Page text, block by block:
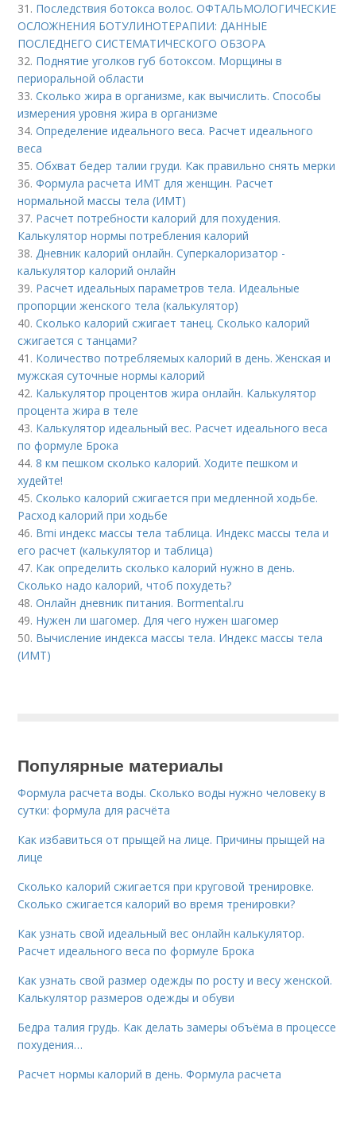
31. Последствия ботокса волос. ОФТАЛЬМОЛОГИЧЕСКИЕ
ОСЛОЖНЕНИЯ БОТУЛИНОТЕРАПИИ: ДАННЫЕ
ПОСЛЕДНЕГО СИСТЕМАТИЧЕСКОГО ОБЗОРА
32. Поднятие уголков губ ботоксом. Морщины в
периоральной области
33.Сколько жира в организме, как вычислить. Способы
измерения уровня жира в организме
34.Определение идеального веса. Расчет идеального
веса
35.Обхват бедер талии груди. Как правильно снять мерки
36.Формула расчета ИМТ для женщин. Расчет
нормальной массы тела (ИМТ)
37. Расчет потребности калорий для похудения.
Калькулятор нормы потребления калорий
38.Дневник калорий онлайн. Суперкалоризатор -
калькулятор калорий онлайн
39. Расчет идеальных параметров тела. Идеальные
пропорции женского тела (калькулятор)
40.Сколько калорий сжигает танец. Сколько калорий
сжигается с танцами?
41. Количество потребляемых калорий в день. Женская и
мужская суточные нормы калорий
42. Калькулятор процентов жира онлайн. Калькулятор
процента жира в теле
43. Калькулятор идеальный вес. Расчет идеального веса
по формуле Брока
44.8 км пешком сколько калорий. Ходите пешком и
худейте!
45.Сколько калорий сжигается при медленной ходьбе.
Расход калорий при ходьбе
46. Bmi индекс массы тела таблица. Индекс массы тела и
его расчет (калькулятор и таблица)
47. Как определить сколько калорий нужно в день.
Сколько надо калорий, чтоб похудеть?
48.Онлайн дневник питания. Bormental.ru
49. Нужен ли шагомер. Для чего нужен шагомер
50. Вычисление индекса массы тела. Индекс массы тела
(ИМТ)
Популярные материалы
Формула расчета воды. Сколько воды нужно человеку в
сутки: формула для расчёта
Как избавиться от прыщей на лице. Причины прыщей на
лице
Сколько калорий сжигается при круговой тренировке.
Сколько сжигается калорий во время тренировки?
Как узнать свой идеальный вес онлайн калькулятор.
Расчет идеального веса по формуле Брока
Как узнать свой размер одежды по росту и весу женской.
Калькулятор размеров одежды и обуви
Бедра талия грудь. Как делать замеры объёма в процессе
похудения…
Расчет нормы калорий в день. Формула расчета